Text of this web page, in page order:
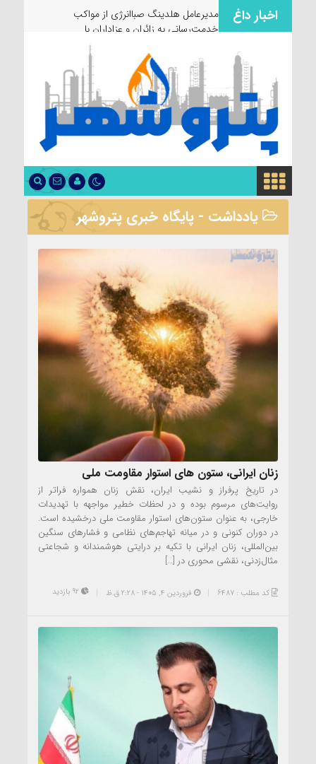
اخبار داغ
مدیرعامل هلدینگ صباانرژی از مواکب
خدمت‌رسانی به زائران و عزاداران بازدید کرد
یادداشت - پایگاه خبری پتروشهر
زنان ایرانی، ستون های استوار مقاومت ملی
در تاریخ پرفراز و نشیب ایران، نقش زنان همواره فراتر از
روایت‌های مرسوم بوده و در لحظات خطیر مواجهه با تهدیدات
خارجی، به عنوان ستون‌های استوار مقاومت ملی درخشیده است.
در دوران کنونی و در میانه تهاجم‌های نظامی و فشارهای سنگین
بین‌المللی، زنان ایرانی با تکیه بر درایتی هوشمندانه و شجاعتی
مثال‌زدنی، نقشی محوری در […]
کد مطلب : 6487 فروردین ۴, ۱۴۰۵ - 2:28 ق.ظ